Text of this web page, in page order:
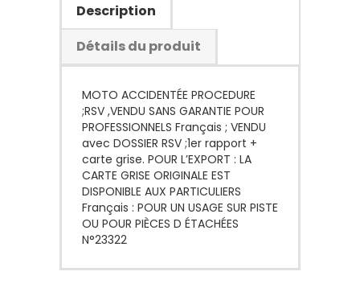
Description
Détails du produit
MOTO ACCIDENTÉE PROCEDURE
;RSV ,VENDU SANS GARANTIE POUR
PROFESSIONNELS Français ; VENDU
avec DOSSIER RSV ;1er rapport +
carte grise. POUR L’EXPORT : LA
CARTE GRISE ORIGINALE EST
DISPONIBLE AUX PARTICULIERS
Français : POUR UN USAGE SUR PISTE
OU POUR PIÈCES D ÉTACHÉES
N°23322